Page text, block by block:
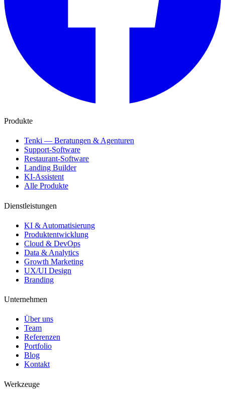
Produkte
Tenki — Beratungen & Agenturen
Support-Software
Restaurant-Software
Landing Builder
KI-Assistent
Alle Produkte
Dienstleistungen
KI & Automatisierung
Produktentwicklung
Cloud & DevOps
Data & Analytics
Growth Marketing
UX/UI Design
Branding
Unternehmen
Über uns
Team
Referenzen
Portfolio
Blog
Kontakt
Werkzeuge